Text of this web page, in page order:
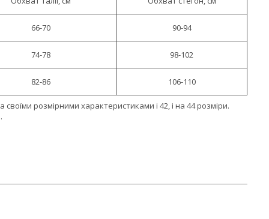
66-70 90-94
74-78 98-102
82-86 106-110
розмірними характеристиками і 42, і на 44 розміри.